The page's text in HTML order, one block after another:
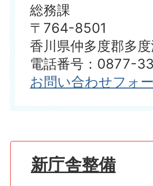
総務課
〒764-8501
香川県仲多度郡多
電話番号：0877-
お問い合わせフォ
新庁舎整備